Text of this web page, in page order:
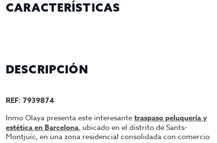
CARACTERÍSTICAS
DESCRIPCIÓN
REF: 7939874
Inmo Olaya presenta este interesantetraspaso peluquería y
estética en Barcelona, ubicado en el distrito de Sants-
Montjuïc, en una zona residencial consolidada con comercio